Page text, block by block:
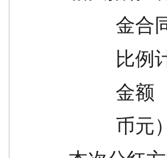
          币元）